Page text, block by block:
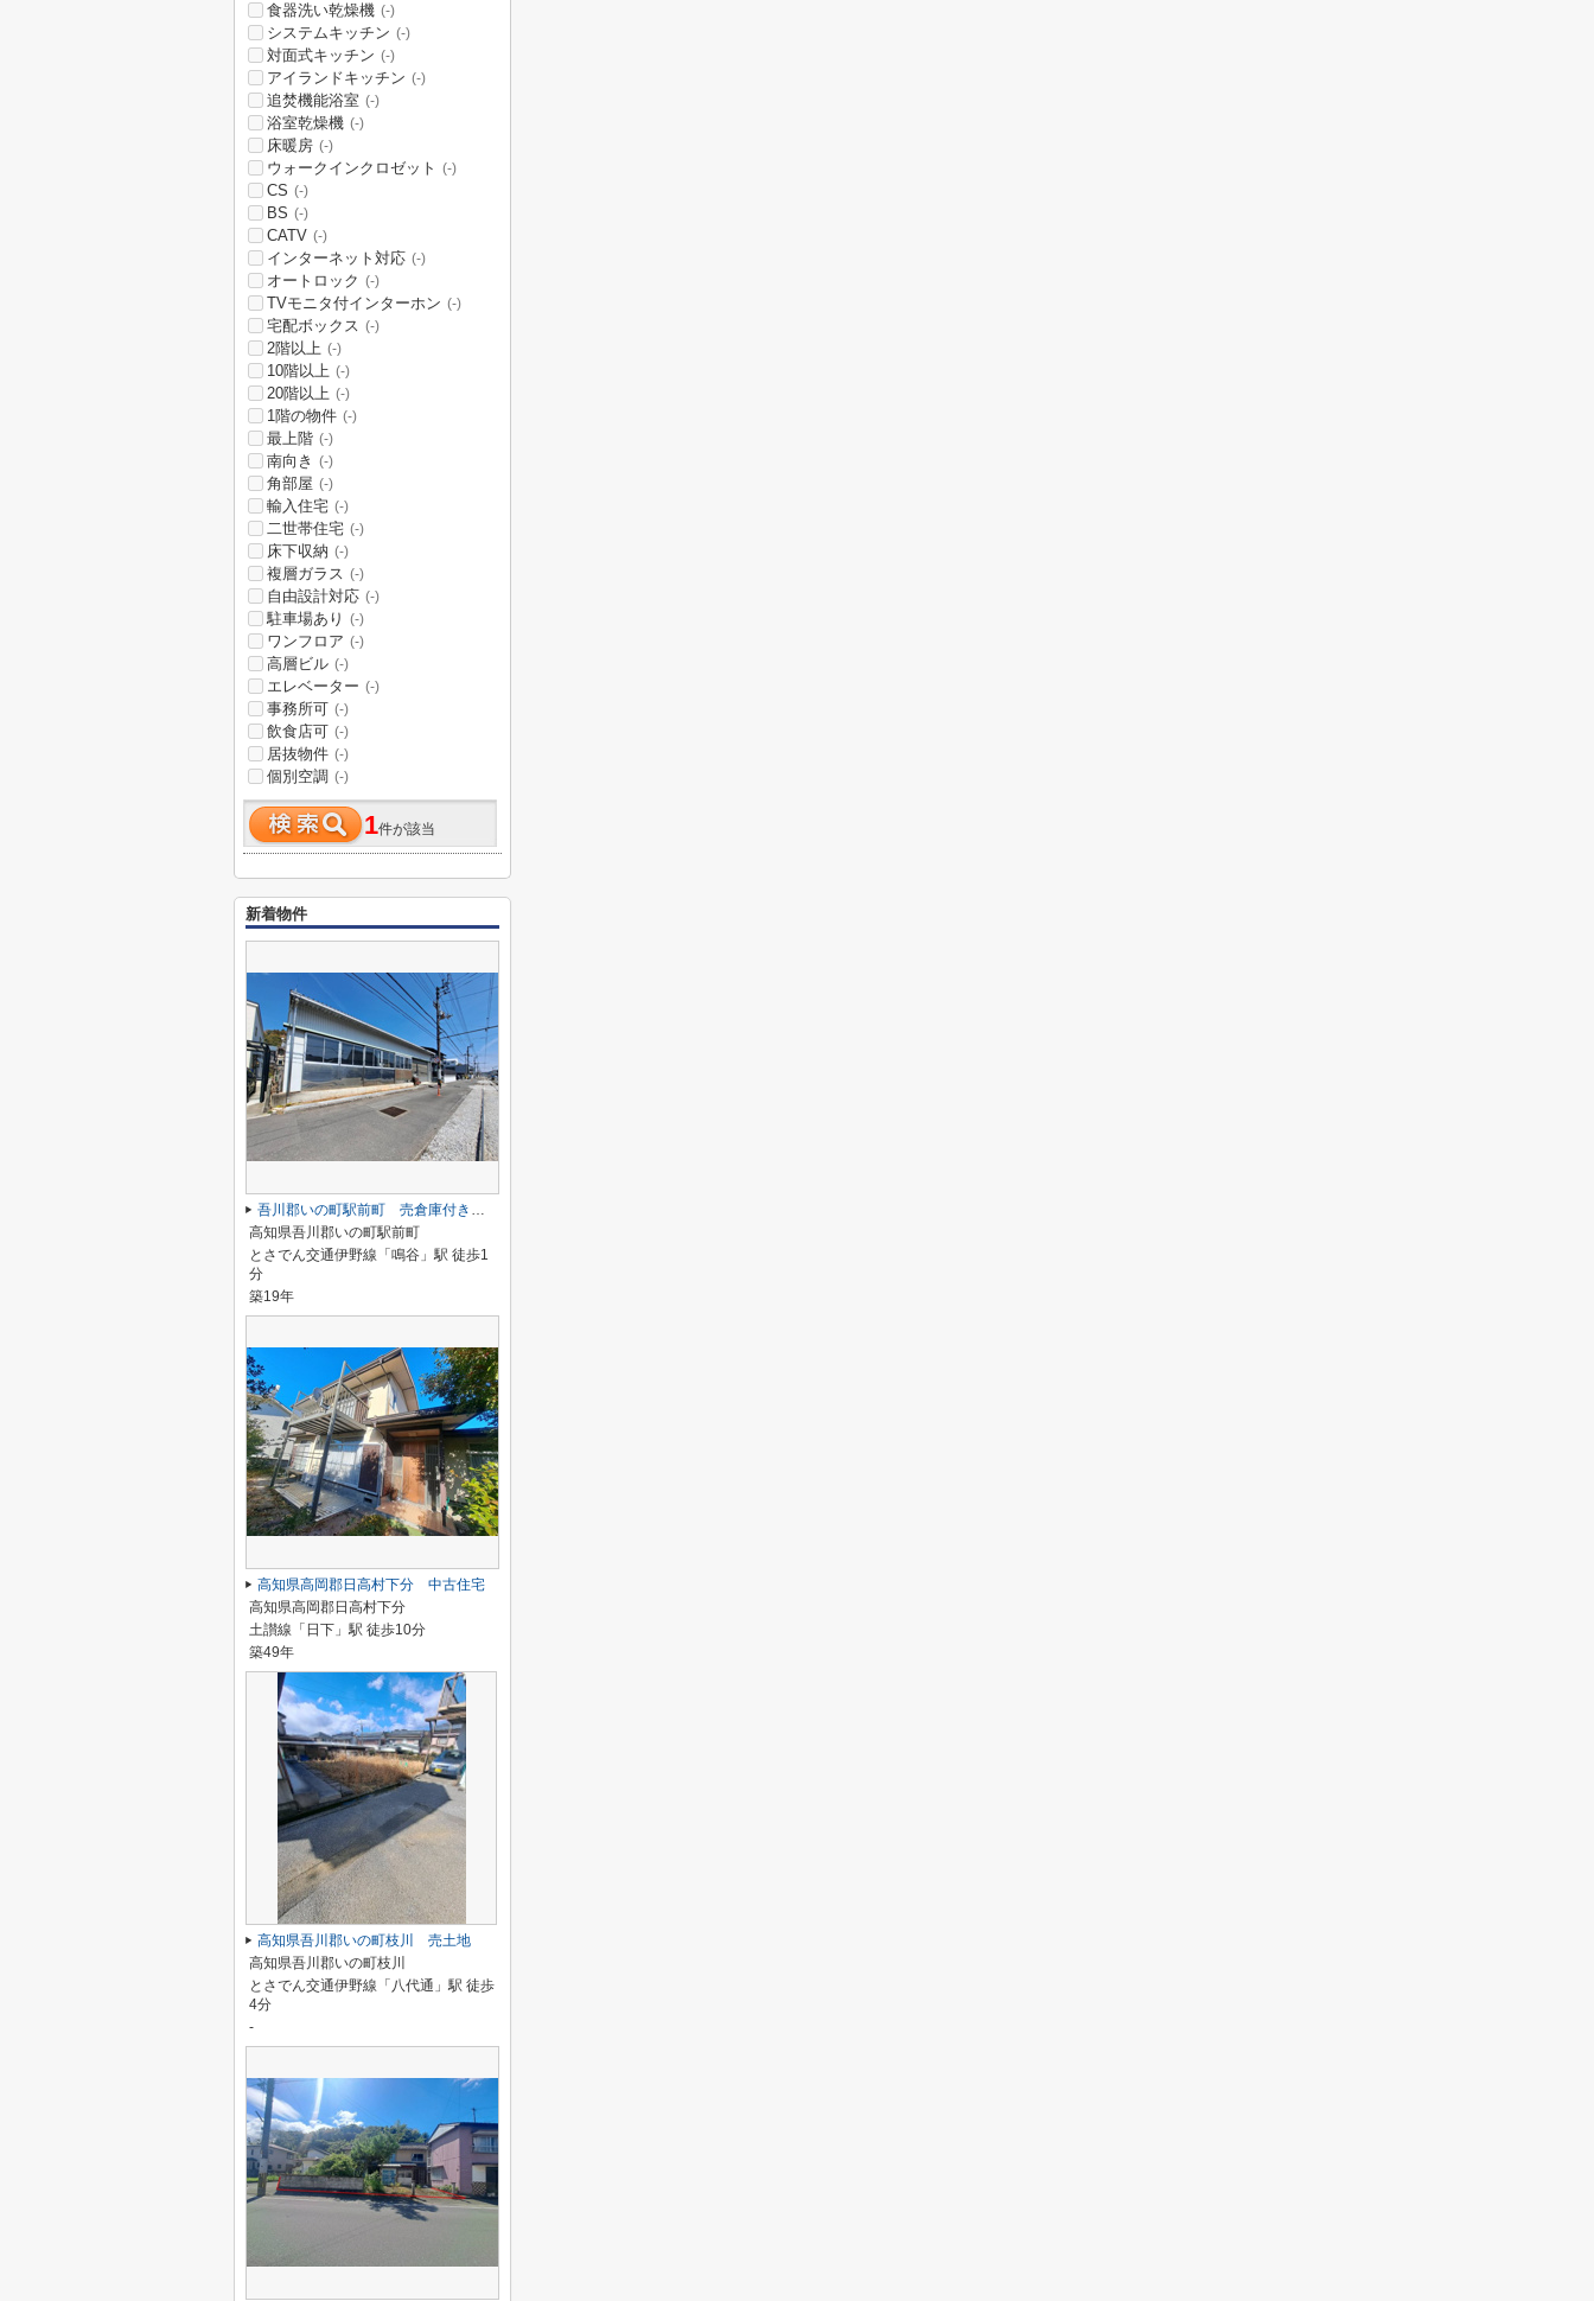
食器洗い乾燥機 (-)
システムキッチン (-)
対面式キッチン (-)
アイランドキッチン (-)
追焚機能浴室 (-)
浴室乾燥機 (-)
床暖房 (-)
ウォークインクロゼット (-)
CS (-)
BS (-)
CATV (-)
インターネット対応 (-)
オートロック (-)
TVモニタ付インターホン (-)
宅配ボックス (-)
2階以上 (-)
10階以上 (-)
20階以上 (-)
1階の物件 (-)
最上階 (-)
南向き (-)
角部屋 (-)
輸入住宅 (-)
二世帯住宅 (-)
床下収納 (-)
複層ガラス (-)
自由設計対応 (-)
駐車場あり (-)
ワンフロア (-)
高層ビル (-)
エレベーター (-)
事務所可 (-)
飲食店可 (-)
居抜物件 (-)
個別空調 (-)
1件が該当
新着物件
吾川郡いの町駅前町 売倉庫付き土地
高知県吾川郡いの町駅前町
とさでん交通伊野線「鳴谷」駅 徒歩1
分
築19年
高知県高岡郡日高村下分 中古住宅
高知県高岡郡日高村下分
土讃線「日下」駅 徒歩10分
築49年
高知県吾川郡いの町枝川 売土地
高知県吾川郡いの町枝川
とさでん交通伊野線「八代通」駅 徒歩
4分
-